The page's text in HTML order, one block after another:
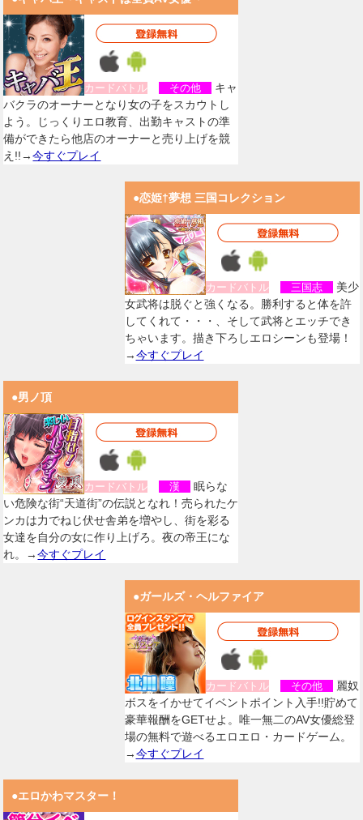
カードバトル その他
キャ
バクラのオーナーとなり女の子をスカウトし
よう。じっくりエロ教育、出勤キャストの準
備ができたら他店のオーナーと売り上げを競
え!!→今すぐプレイ
●恋姫†夢想 三国コレクション
カードバトル 三国志
美少
女武将は脱ぐと強くなる。勝利すると体を許
してくれて・・・、そして武将とエッチでき
ちゃいます。描き下ろしエロシーンも登場！
→今すぐプレイ
●男ノ頂
カードバトル 漢
眠らな
い危険な街“天道街”の伝説となれ！売られたケ
ンカは力でねじ伏せ舎弟を増やし、街を彩る
女達を自分の女に作り上げろ。夜の帝王にな
れ。→今すぐプレイ
●ガールズ・ヘルファイア
カードバトル その他
麗奴
ボスをイかせてイベントポイント入手!!貯めて
豪華報酬をGETせよ。唯一無二のAV女優総登
場の無料で遊べるエロエロ・カードゲーム。
→今すぐプレイ
●エロかわマスター！